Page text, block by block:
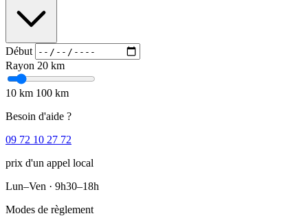
Début
Rayon 20 km
10 km 100 km
Besoin d'aide ?
09 72 10 27 72
prix d'un appel local
Lun–Ven · 9h30–18h
Modes de règlement